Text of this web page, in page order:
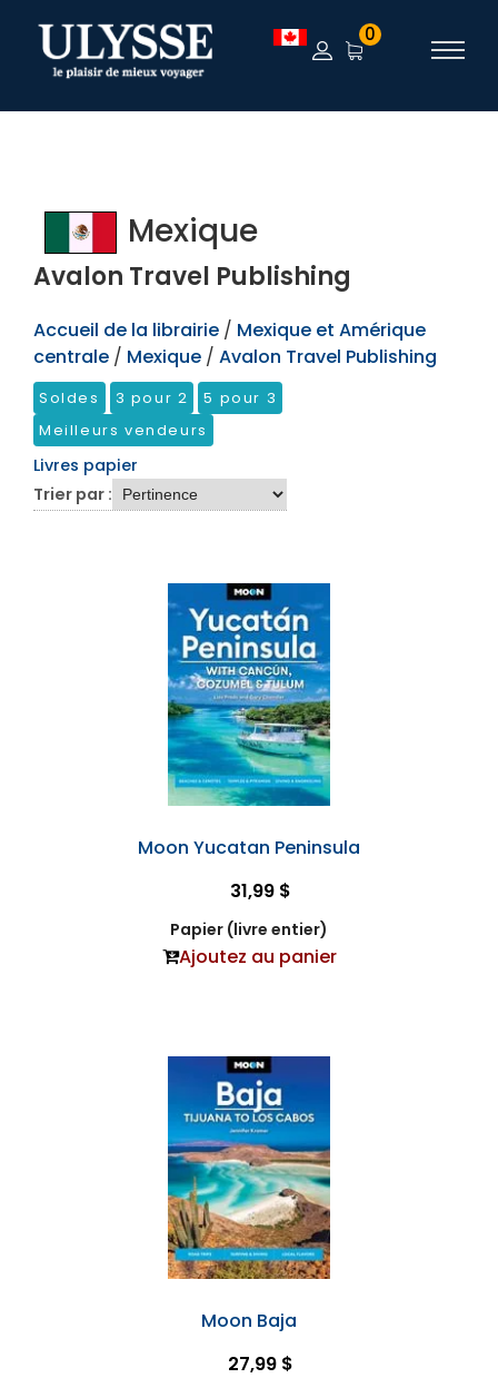
TEST 0
Mexique
Avalon Travel Publishing
Accueil de la librairie / Mexique et Amérique
centrale / Mexique / Avalon Travel Publishing
Soldes 3 pour 2
5 pour 3
Meilleurs vendeurs
Livres papier
Trier par :
Moon Yucatan Peninsula
31,99 $
Papier (livre entier)
Ajoutez au panier
Moon Baja
27,99 $